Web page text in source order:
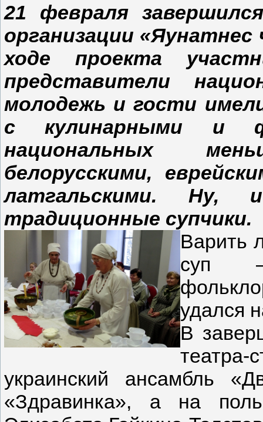
21 февраля
организации «Яунатнес
ходе проекта
представители
молодежь и гости
с кулинарными и
национальных
белорусскими,
латгальскими. Ну,
традиционные супчики.
Варить
суп –
удался
В
украинский ансамбль
«Здравинка», а на